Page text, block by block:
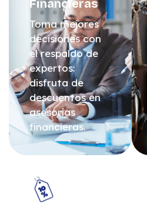
Financieras
Toma mejores
decisiones con
el respaldo de
expertos:
disfruta de
descuentos en
asesorías
financieras.